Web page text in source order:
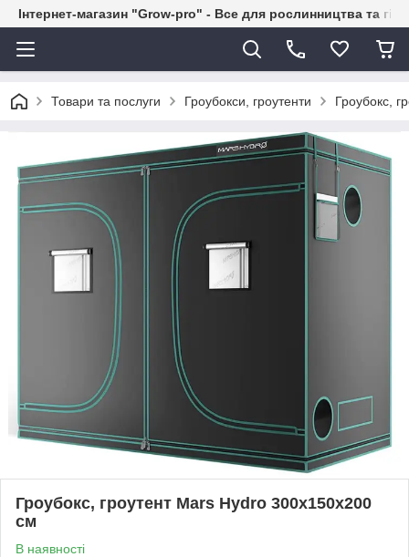
Інтернет-магазин "Grow-pro" - Все для рослинництва та
Товари та послуги Гроубокси, гроутенти Гроубокс,
Гроубокс, гроутент Mars Hydro 300x150x200
см
В наявності